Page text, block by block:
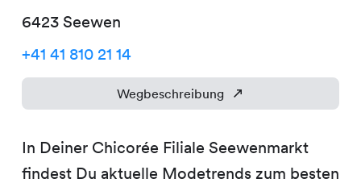
6423Seewen
+41 41 810 21 14
Wegbeschreibung
In Deiner Chicorée Filiale Seewenmarkt
findest Du aktuelle Modetrends zum besten